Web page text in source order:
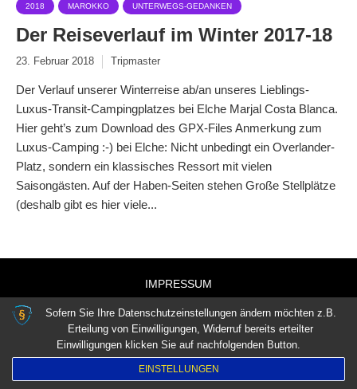
2018 MAROKKO UNTERWEGS-GEDANKEN
Der Reiseverlauf im Winter 2017-18
23. Februar 2018 Tripmaster
Der Verlauf unserer Winterreise ab/an unseres Lieblings-
Luxus-Transit-Campingplatzes bei Elche Marjal Costa Blanca.
Hier geht’s zum Download des GPX-Files Anmerkung zum
Luxus-Camping :-) bei Elche: Nicht unbedingt ein Overlander-
Platz, sondern ein klassisches Ressort mit vielen
Saisongästen. Auf der Haben-Seiten stehen Große Stellplätze
(deshalb gibt es hier viele...
IMPRESSUM
Sofern Sie Ihre Datenschutzeinstellungen ändern möchten z.B.
Erteilung von Einwilligungen, Widerruf bereits erteilter
Einwilligungen klicken Sie auf nachfolgenden Button.
EINSTELLUNGEN